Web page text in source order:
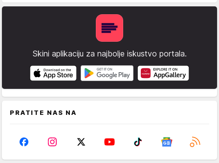
Skini aplikaciju za najbolje iskustvo portala.
PRATITE NAS NA